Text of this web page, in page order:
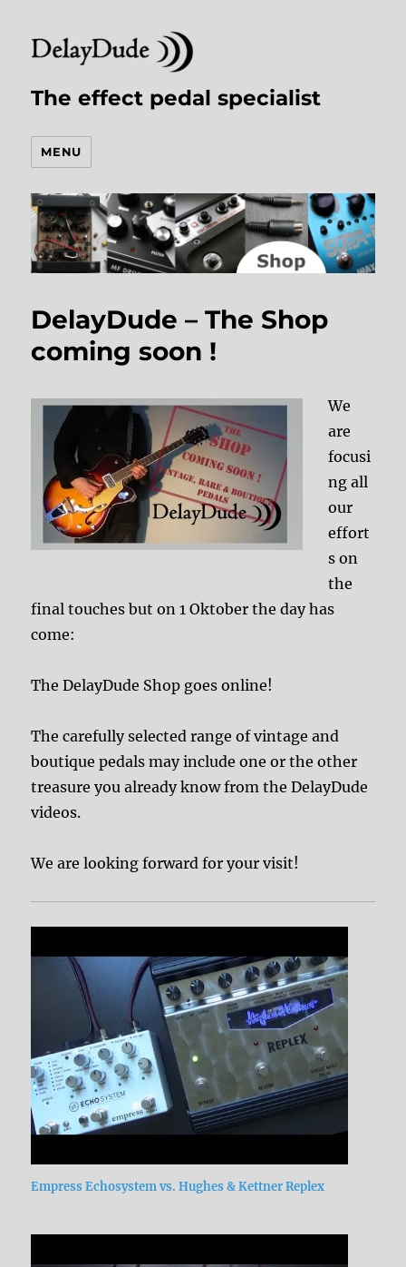
The effect pedal specialist
MENU
DelayDude – The Shop
coming soon !
We
are
focusi
ng all
our
effort
s on
the
final touches but on 1 Oktober the day has
come:
The DelayDude Shop goes online!
The carefully selected range of vintage and
boutique pedals may include one or the other
treasure you already know from the DelayDude
videos.
We are looking forward for your visit!
Empress Echosystem vs. Hughes & Kettner Replex